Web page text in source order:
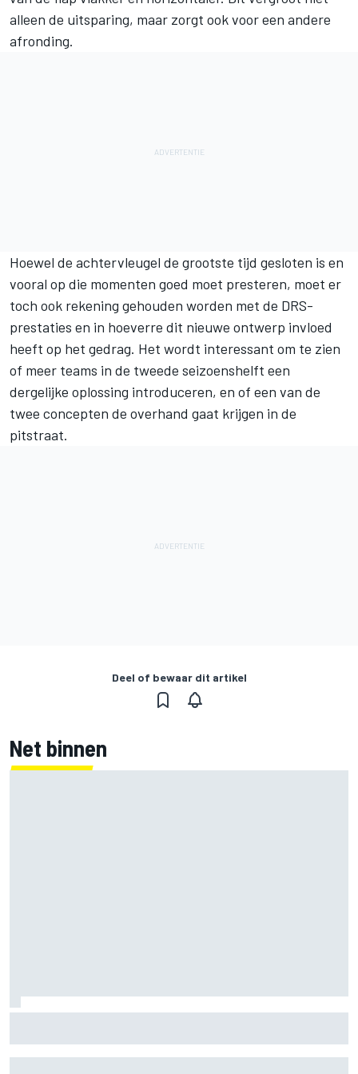
alleen de uitsparing, maar zorgt ook voor een andere
afronding.
Hoewel de achtervleugel de grootste tijd gesloten is en
vooral op die momenten goed moet presteren, moet er
toch ook rekening gehouden worden met de DRS-
prestaties en in hoeverre dit nieuwe ontwerp invloed
heeft op het gedrag. Het wordt interessant om te zien
of meer teams in de tweede seizoenshelft een
dergelijke oplossing introduceren, en of een van de
twee concepten de overhand gaat krijgen in de
pitstraat.
Deel of bewaar dit artikel
Net binnen